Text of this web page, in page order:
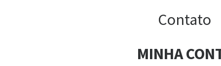
Contato
MINHA